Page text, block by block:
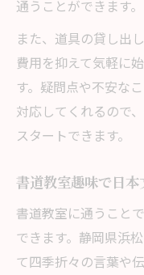
通うことができます。
また、道具の貸し出
費用を抑えて気軽に
す。疑問点や不安な
対応してくれるので
スタートできます。
書道教室趣味で日
書道教室に通うこと
できます。静岡県浜
て四季折々の言葉や